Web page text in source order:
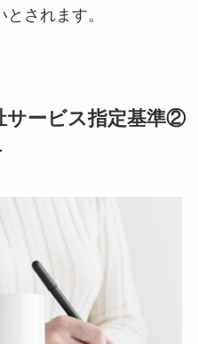
されます。
サービス指定基準②